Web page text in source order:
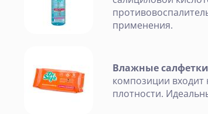
применения.
Влажные салфетки
композиции
плотности.